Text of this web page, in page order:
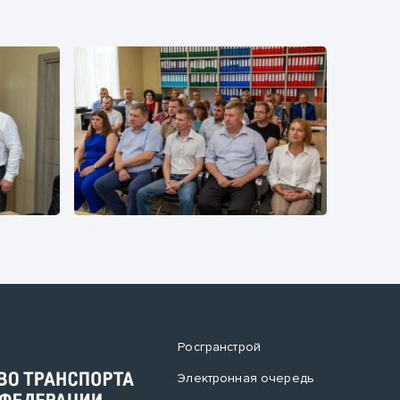
Росгранстрой
Электронная очередь